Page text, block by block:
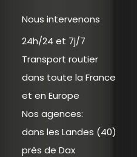
Nous intervenons
24h/24 et 7j/7
Transport routier
dans toute la France
et en Europe
Nos agences:
dans les Landes (40)
près de Dax